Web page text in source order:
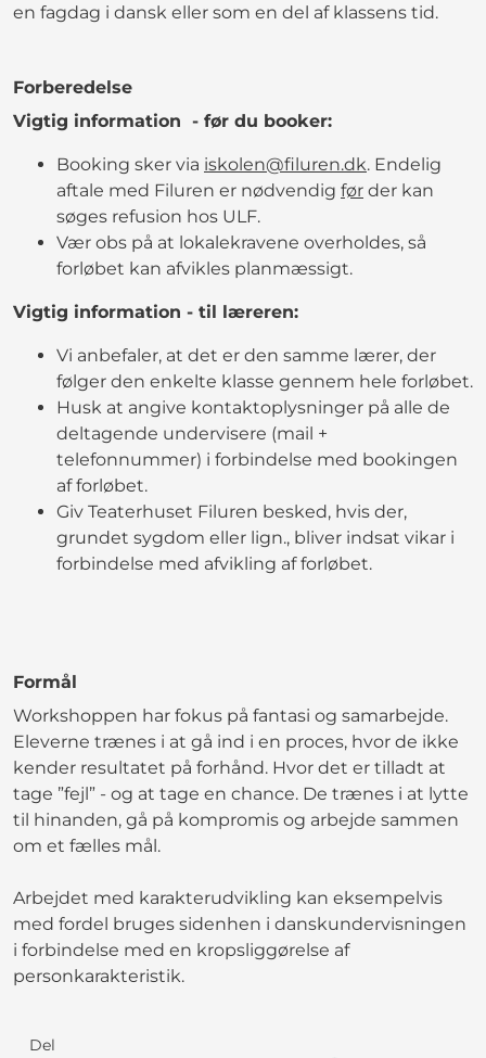
en fagdag i dansk eller som en del af klassens tid.
Forberedelse
Vigtig information - før du booker:
Booking sker via iskolen@filuren.dk. Endelig
aftale med Filuren er nødvendig før der kan
søges refusion hos ULF.
Vær obs på at lokalekravene overholdes, så
forløbet kan afvikles planmæssigt.
Vigtig information - til læreren:
Vi anbefaler, at det er den samme lærer, der
følger den enkelte klasse gennem hele forløbet.
Husk at angive kontaktoplysninger på alle de
deltagende undervisere (mail +
telefonnummer) i forbindelse med bookingen
af forløbet.
Giv Teaterhuset Filuren besked, hvis der,
grundet sygdom eller lign., bliver indsat vikar i
forbindelse med afvikling af forløbet.
Formål
Workshoppen har fokus på fantasi og samarbejde.
Eleverne trænes i at gå ind i en proces, hvor de ikke
kender resultatet på forhånd. Hvor det er tilladt at
tage ”fejl” - og at tage en chance. De trænes i at lytte
til hinanden, gå på kompromis og arbejde sammen
om et fælles mål.
Arbejdet med karakterudvikling kan eksempelvis
med fordel bruges sidenhen i danskundervisningen
i forbindelse med en kropsliggørelse af
personkarakteristik.
Del